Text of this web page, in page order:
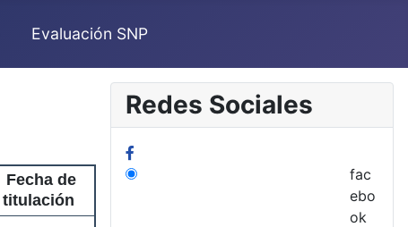
Evaluación SNP
Fecha de
titulación
Redes Sociales
fac
ebo
ok